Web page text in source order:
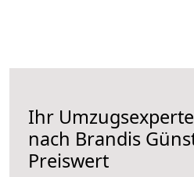
Ihr
nach Brandis
Preiswert